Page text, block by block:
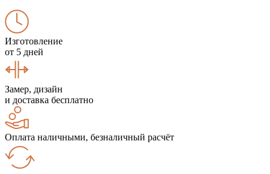
Изготовление
от 5 дней
Замер, дизайн
и доставка бесплатно
Оплата наличными, безналичный расчёт